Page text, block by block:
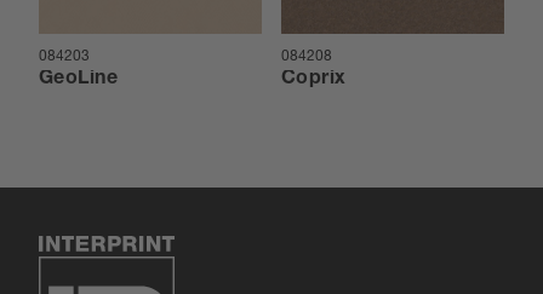
084203
GeoLine
084208
Coprix